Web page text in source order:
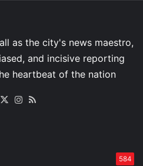
Facebook
X Instagram
584